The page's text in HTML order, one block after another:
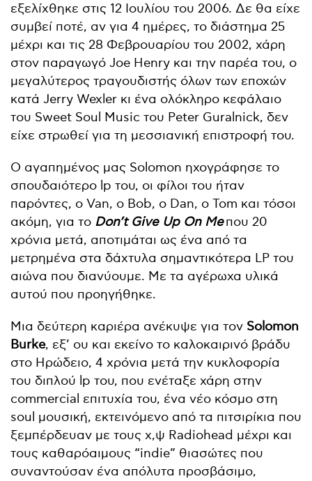
εξελίχθηκε στις 12 Ιουλίου του 2006. Δε θα είχε
συμβεί ποτέ, αν για 4 ημέρες, το διάστημα 25
μέχρι και τις 28 Φεβρουαρίου του 2002, χάρη
στον παραγωγό Joe Henry και την παρέα του, ο
μεγαλύτερος τραγουδιστής όλων των εποχών
κατά Jerry Wexler κι ένα ολόκληρο κεφάλαιο
του Sweet Soul Music του Peter Guralnick, δεν
είχε στρωθεί για τη μεσσιανική επιστροφή του.
Ο αγαπημένος μας Solomon ηχογράφησε το
σπουδαιότερο lp του, οι φίλοι του ήταν
παρόντες, ο Van, ο Bob, ο Dan, o Tom και τόσοι
ακόμη, για το Don’t Give Up On Meπου 20
χρόνια μετά, αποτιμάται ως ένα από τα
μετρημένα στα δάχτυλα σημαντικότερα LP του
αιώνα που διανύουμε. Με τα αγέρωχα υλικά
αυτού που προηγήθηκε.
Μια δεύτερη καριέρα ανέκυψε για τον Solomon
Burke, εξ’ ου και εκείνο το καλοκαιρινό βράδυ
στο Ηρώδειο, 4 χρόνια μετά την κυκλοφορία
του διπλού lp του, που ενέταξε χάρη στην
commercial επιτυχία του, ένα νέο κόσμο στη
soul μουσική, εκτεινόμενο από τα πιτσιρίκια που
ξεμπέρδευαν με τους χ,ψ Radiohead μέχρι και
τους καθαρόαιμους “indie” θιασώτες που
συναντούσαν ένα απόλυτα προσβάσιμο,